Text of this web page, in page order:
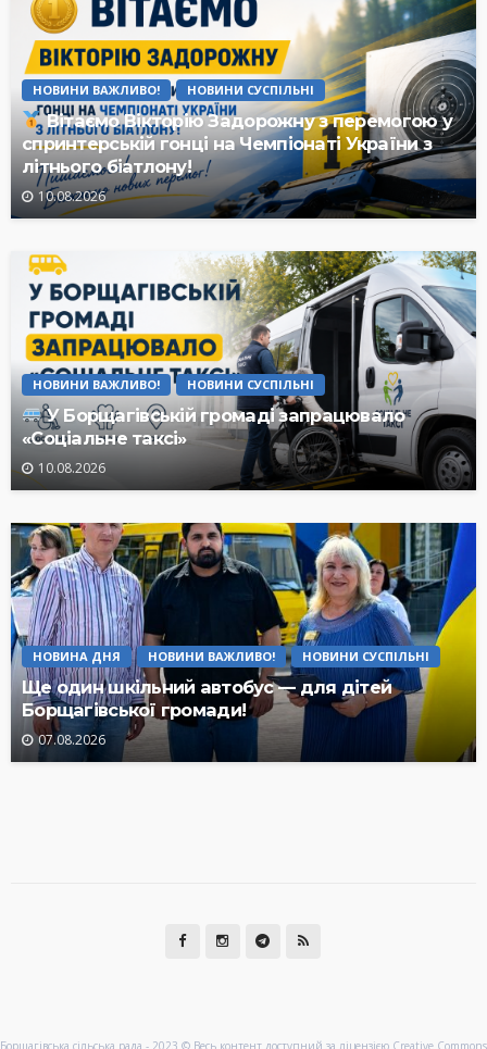
НОВИНИ ВАЖЛИВО! НОВИНИ СУСПІЛЬНІ
Вітаємо Вікторію Задорожну з перемогою у
спринтерській гонці на Чемпіонаті України з
літнього біатлону!
10.08.2026
НОВИНИ ВАЖЛИВО! НОВИНИ СУСПІЛЬНІ
У Борщагівській громаді запрацювало
«Соціальне таксі»
10.08.2026
НОВИНА ДНЯ НОВИНИ ВАЖЛИВО! НОВИНИ СУСПІЛЬНІ
Ще один шкільний автобус — для дітей
Борщагівської громади!
07.08.2026